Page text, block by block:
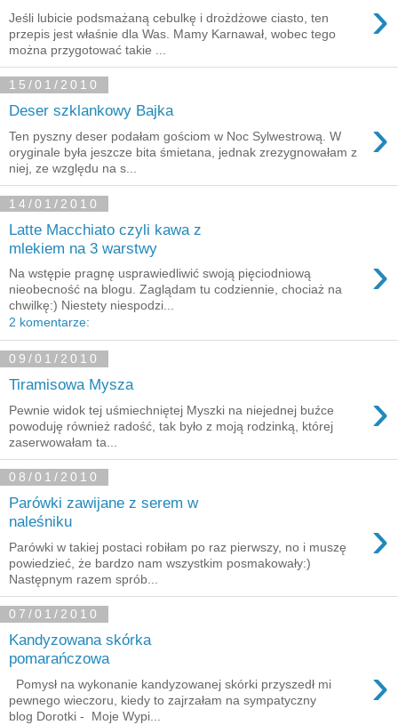
›
Jeśli lubicie podsmażaną cebulkę i drożdżowe ciasto, ten
przepis jest właśnie dla Was. Mamy Karnawał, wobec tego
można przygotować takie ...
15/01/2010
Deser szklankowy Bajka ›
Ten pyszny deser podałam gościom w Noc Sylwestrową. W
oryginale była jeszcze bita śmietana, jednak zrezygnowałam z
niej, ze względu na s...
14/01/2010
Latte Macchiato czyli kawa z
mlekiem na 3 warstwy
›
Na wstępie pragnę usprawiedliwić swoją pięciodniową
nieobecność na blogu. Zaglądam tu codziennie, chociaż na
chwilkę:) Niestety niespodzi...
2 komentarze:
09/01/2010
Tiramisowa Mysza ›
Pewnie widok tej uśmiechniętej Myszki na niejednej buźce
powoduję również radość, tak było z moją rodzinką, której
zaserwowałam ta...
08/01/2010
Parówki zawijane z serem w
naleśniku
›
Parówki w takiej postaci robiłam po raz pierwszy, no i muszę
powiedzieć, że bardzo nam wszystkim posmakowały:)
Następnym razem sprób...
07/01/2010
Kandyzowana skórka
pomarańczowa
›
Pomysł na wykonanie kandyzowanej skórki przyszedł mi
pewnego wieczoru, kiedy to zajrzałam na sympatyczny
blog Dorotki - Moje Wypi...